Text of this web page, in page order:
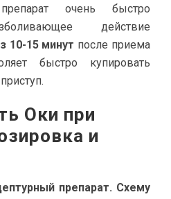
очень быстро
действие
10-15 минут после приема
быстро купировать
Оки при
и
препарат. Схему